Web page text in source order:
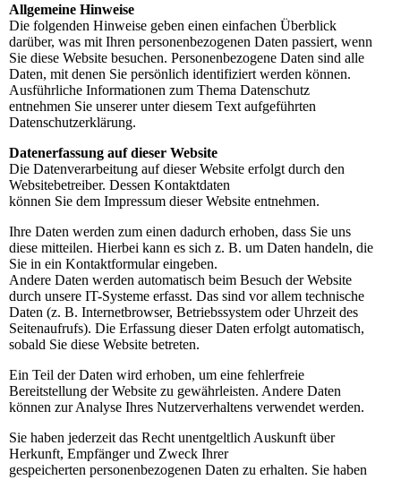
Allgemeine Hinweise
Die folgenden Hinweise geben einen einfachen Überblick
darüber, was mit Ihren personenbezogenen Daten passiert, wenn
Sie diese Website besuchen. Personenbezogene Daten sind alle
Daten, mit denen Sie persönlich identifiziert werden können.
Ausführliche Informationen zum Thema Datenschutz
entnehmen Sie unserer unter diesem Text aufgeführten
Datenschutzerklärung.
Datenerfassung auf dieser Website
Die Datenverarbeitung auf dieser Website erfolgt durch den
Websitebetreiber. Dessen Kontaktdaten
können Sie dem Impressum dieser Website entnehmen.
Ihre Daten werden zum einen dadurch erhoben, dass Sie uns
diese mitteilen. Hierbei kann es sich z. B. um Daten handeln, die
Sie in ein Kontaktformular eingeben.
Andere Daten werden automatisch beim Besuch der Website
durch unsere IT-Systeme erfasst. Das sind vor allem technische
Daten (z. B. Internetbrowser, Betriebssystem oder Uhrzeit des
Seitenaufrufs). Die Erfassung dieser Daten erfolgt automatisch,
sobald Sie diese Website betreten.
Ein Teil der Daten wird erhoben, um eine fehlerfreie
Bereitstellung der Website zu gewährleisten. Andere Daten
können zur Analyse Ihres Nutzerverhaltens verwendet werden.
Sie haben jederzeit das Recht unentgeltlich Auskunft über
Herkunft, Empfänger und Zweck Ihrer
gespeicherten personenbezogenen Daten zu erhalten. Sie haben